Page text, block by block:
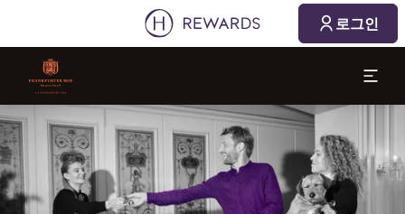
로그인
슬라이드 1 의 1